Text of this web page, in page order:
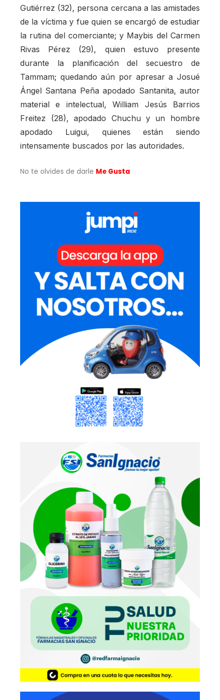
Gutiérrez (32), persona cercana a las amistades
de la víctima y fue quien se encargó de estudiar
la rutina del comerciante; y Maybis del Carmen
Rivas Pérez (29), quien estuvo presente
durante la planificación del secuestro de
Tammam; quedando aún por apresar a Josué
Ángel Santana Peña apodado Santanita, autor
material e intelectual, William Jesús Barrios
Freitez (28), apodado Chuchu y un hombre
apodado Luigui, quienes están siendo
intensamente buscados por las autoridades.
No te olvides de darle Me Gusta